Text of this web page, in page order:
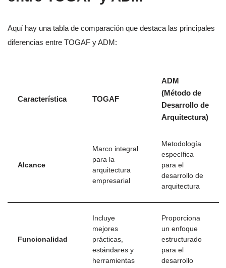
Aquí hay una tabla de comparación que destaca las principales
diferencias entre TOGAF y ADM:
Característica TOGAF
ADM
(Método de
Desarrollo de
Arquitectura)
Alcance
Marco integral
para la
arquitectura
empresarial
Metodología
específica
para el
desarrollo de
arquitectura
Funcionalidad
Incluye
mejores
prácticas,
estándares y
herramientas
Proporciona
un enfoque
estructurado
para el
desarrollo